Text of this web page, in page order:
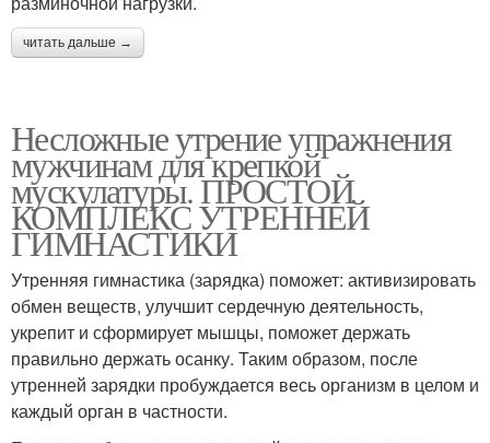
читать дальше →
Несложные утрение упражнения
мужчинам для крепкой
мускулатуры. ПРОСТОЙ
КОМПЛЕКС УТРЕННЕЙ
ГИМНАСТИКИ
Утренняя гимнастика (зарядка) поможет: активизировать
обмен веществ, улучшит сердечную деятельность,
укрепит и сформирует мышцы, поможет держать
правильно держать осанку. Таким образом, после
утренней зарядки пробуждается весь организм в целом и
каждый орган в частности.